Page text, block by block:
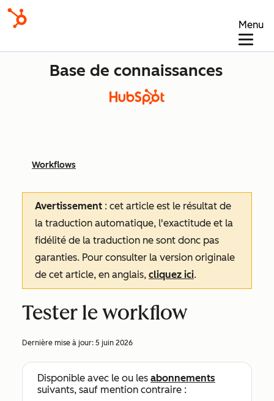
Menu
Base de connaissances
Workflows
Avertissement : cet article est le résultat de
la traduction automatique, l'exactitude et la
fidélité de la traduction ne sont donc pas
garanties. Pour consulter la version originale
de cet article, en anglais, cliquez ici.
Tester le workflow
Dernière mise à jour: 5 juin 2026
Disponible avec le ou les abonnements
suivants, sauf mention contraire :